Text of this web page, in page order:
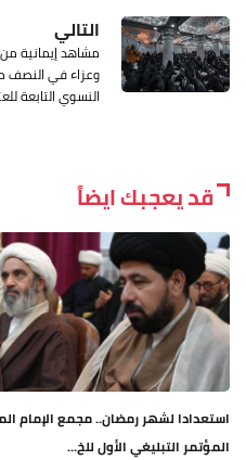
التالي
مشاهد إيمانية
وعزاء في النصف
النسوي التابعة
قد يعجبك ايضاً
استعدادا لشهر رمضان.. مجمع الإمام
المؤتمر التبليغي الأول للخ...